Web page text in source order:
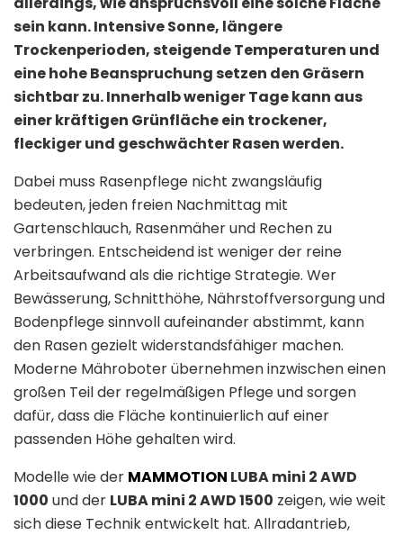
sein kann. Intensive Sonne, längere
Trockenperioden, steigende Temperaturen und
eine hohe Beanspruchung setzen den Gräsern
sichtbar zu. Innerhalb weniger Tage kann aus
einer kräftigen Grünfläche ein trockener,
fleckiger und geschwächter Rasen werden.
Dabei muss Rasenpflege nicht zwangsläufig
bedeuten, jeden freien Nachmittag mit
Gartenschlauch, Rasenmäher und Rechen zu
verbringen. Entscheidend ist weniger der reine
Arbeitsaufwand als die richtige Strategie. Wer
Bewässerung, Schnitthöhe, Nährstoffversorgung und
Bodenpflege sinnvoll aufeinander abstimmt, kann
den Rasen gezielt widerstandsfähiger machen.
Moderne Mähroboter übernehmen inzwischen einen
großen Teil der regelmäßigen Pflege und sorgen
dafür, dass die Fläche kontinuierlich auf einer
passenden Höhe gehalten wird.
Modelle wie der MAMMOTION LUBA mini 2 AWD
1000 und der LUBA mini 2 AWD 1500 zeigen, wie weit
sich diese Technik entwickelt hat. Allradantrieb,